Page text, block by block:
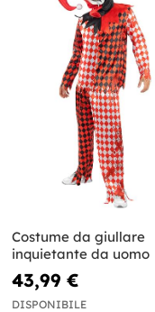
Costume da giullare
inquietante da uomo
43,99 €
DISPONIBILE